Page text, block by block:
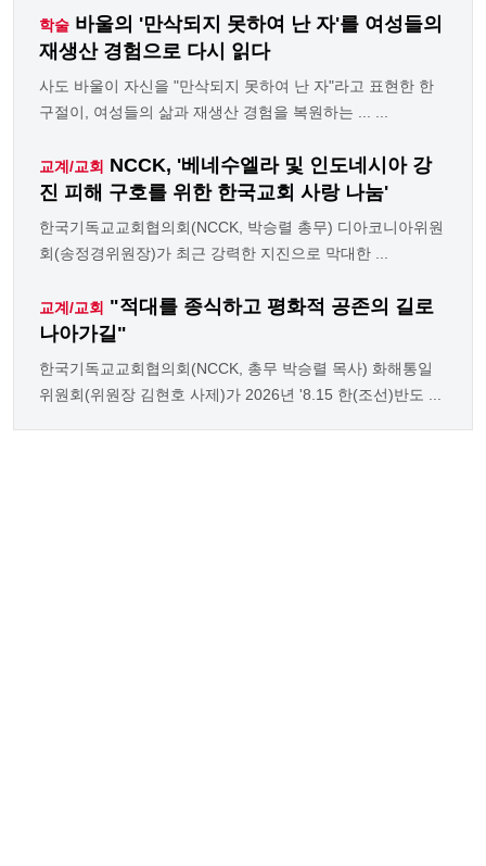
학술 바울의 '만삭되지 못하여 난 자'를 여성들의
재생산 경험으로 다시 읽다
사도 바울이 자신을 "만삭되지 못하여 난 자"라고 표현한 한
구절이, 여성들의 삶과 재생산 경험을 복원하는 ... ...
교계/교회 NCCK, '베네수엘라 및 인도네시아 강
진 피해 구호를 위한 한국교회 사랑 나눔'
한국기독교교회협의회(NCCK, 박승렬 총무) 디아코니아위원
회(송정경위원장)가 최근 강력한 지진으로 막대한 ...
교계/교회 "적대를 종식하고 평화적 공존의 길로
나아가길"
한국기독교교회협의회(NCCK, 총무 박승렬 목사) 화해통일
위원회(위원장 김현호 사제)가 2026년 '8.15 한(조선)반도 ...